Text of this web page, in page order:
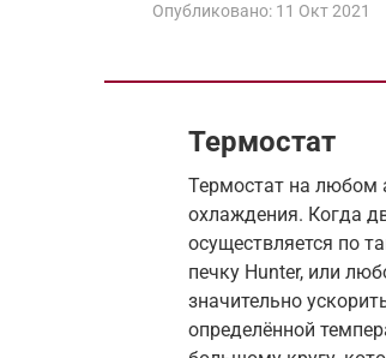
Опубликовано: 11 Окт 2021
Термостат
Термостат на любом
охлаждения. Когда
осуществляется по
печку Hunter, или
значительно
определённой